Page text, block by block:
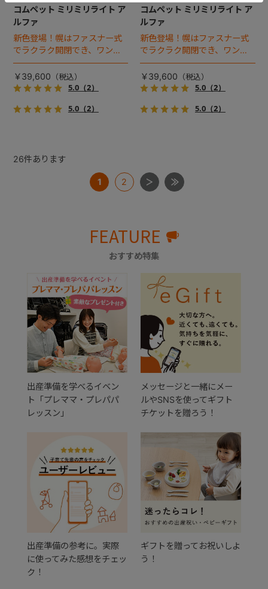
コムペット ミリミリライト ア
ルファ
新色登場！幌はファスナー式
でラクラク開閉でき、ワンち
ゃんやネコちゃんの抜け出し
を防止！キャリー部前面にメ
ッシュがプラスされた通気性
リーズです。
￥39,600
5.0（2）
5.0（2）
コムペット ミリミリライト ア
ルファ
新色登場！幌はファスナー式
でラクラク開閉でき、ワンち
ゃんやネコちゃんの抜け出し
を防止！キャリー部前面にメ
ッシュがプラスされた通気性
リーズです。
￥39,600
5.0（2）
5.0（2）
26件あります
1 2
FEATURE
おすすめ特集
出産準備を学べるイベン
ト「プレママ・プレパパ
レッスン」
メッセージと一緒にメー
ルやSNSを使ってギフト
チケットを贈ろう！
出産準備の参考に。実際
に使ってみた感想をチェッ
ク！
ギフトを贈ってお祝いしよ
う！